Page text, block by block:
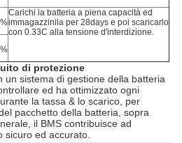
Carichi la batteria a piena capacità ed
immagazzinila per 28days e poi scaricarlo
con 0.33C alla tensione d'interdizione.
di protezione
un sistema di gestione della batteria
ed ha ottimizzato ogni
la tassa & lo scarico, per
pacchetto della batteria, sopra
il BMS contribuisce ad
sicuro ed accurato.